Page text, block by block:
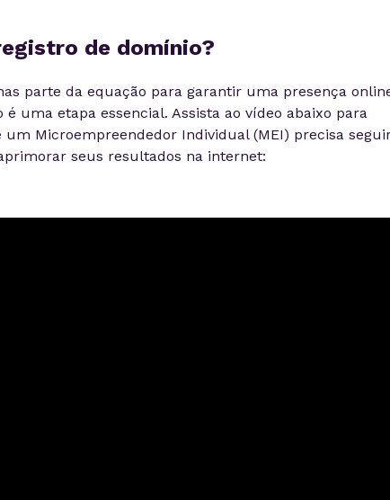
de domínio?
parte da equação para garantir uma presença
uma etapa essencial. Assista ao vídeo abaixo para
Microempreendedor Individual (MEI) precisa
seus resultados na internet: